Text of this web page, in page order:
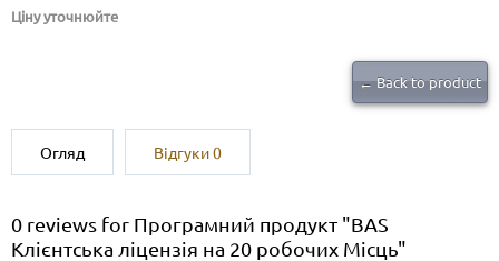
Ціну уточнюйте
← Back to product
Огляд Відгуки0
0 reviews for Програмний продукт "BAS
Клієнтська ліцензія на 20 робочих Місць"